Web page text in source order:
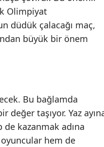
Olimpiyat
düdük çalacağı maç,
büyük bir önem
Bu bağlamda
değer taşıyor. Yaz
kazanmak adına
hem de